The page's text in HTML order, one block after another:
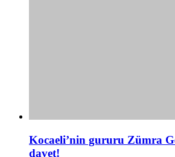
Kocaeli’nin gururu Zümra
davet!